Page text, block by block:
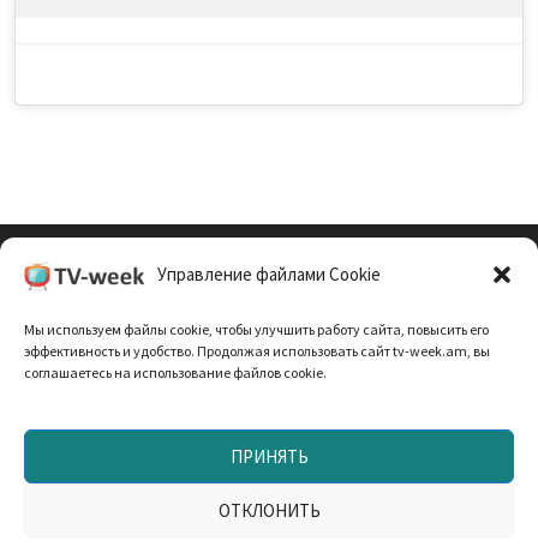
Управление файлами Cookie
Мы используем файлы cookie, чтобы улучшить работу сайта, повысить его
эффективность и удобство. Продолжая использовать сайт tv-week.am, вы
соглашаетесь на использование файлов cookie.
ПРИНЯТЬ
ОТКЛОНИТЬ
Политика Конфиденциальности
Запрещено использование материалов TV-неделя без
согласования с редакцией. При использовании